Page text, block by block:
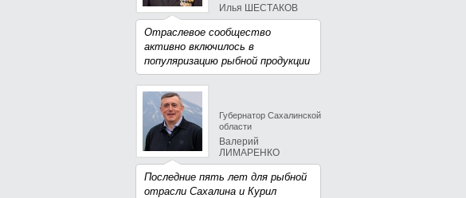
Илья ШЕСТАКОВ
Отраслевое сообщество
активно включилось в
популяризацию рыбной продукции
Губернатор Сахалинской
области
Валерий
ЛИМАРЕНКО
Последние пять лет для рыбной
отрасли Сахалина и Курил